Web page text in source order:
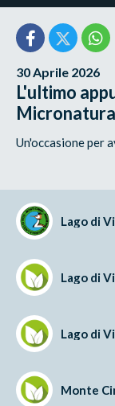
30 Aprile 2026
L'ultimo
Un'occasione per
Lago di
Lago di
Lago di
Monte